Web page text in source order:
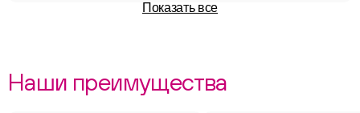
Показать все
Наши преимущества